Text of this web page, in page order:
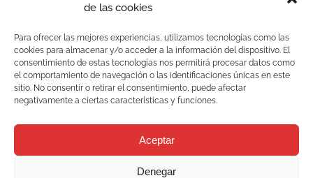
de las cookies
Para ofrecer las mejores experiencias, utilizamos tecnologías como las
cookies para almacenar y/o acceder a la información del dispositivo. El
consentimiento de estas tecnologías nos permitirá procesar datos como
el comportamiento de navegación o las identificaciones únicas en este
sitio. No consentir o retirar el consentimiento, puede afectar
negativamente a ciertas características y funciones.
Aceptar
Denegar
08223 Terrassa
+34 93 736 35 00
mecesa@mecesa.com
Blog
Mecesa
NEWSLETTER